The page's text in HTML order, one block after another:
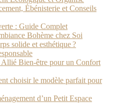
Ébénisterie et Conseils
: Guide Complet
Bohème chez Soi
solide et esthétique ?
Bien-être pour un Confort
choisir le modèle parfait pour
d’un Petit Espace